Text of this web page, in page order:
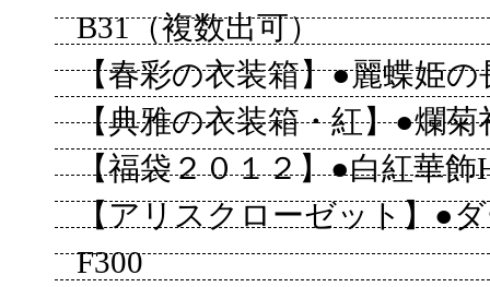
B31（複数出可）
【春彩の衣装箱】●麗蝶姫の
【典雅の衣装箱・紅】●爛菊
【福袋２０１２】●白紅華飾
【アリスクローゼット】●
F300